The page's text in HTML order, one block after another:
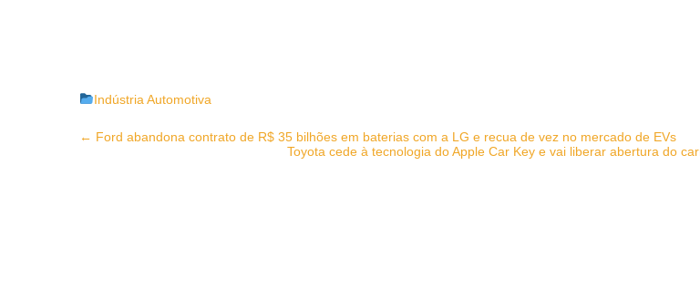
Indústria Automotiva
Post
← Ford abandona contrato de R$ 35 bilhões em baterias com a LG e recua de vez no mercado de EVs
Toyota cede à tecnologia do Apple Car Key e vai liberar abertura do